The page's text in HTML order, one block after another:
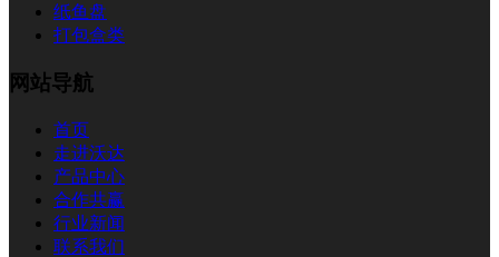
纸鱼盘
打包盒类
网站导航
首页
走进沃达
产品中心
合作共赢
行业新闻
联系我们